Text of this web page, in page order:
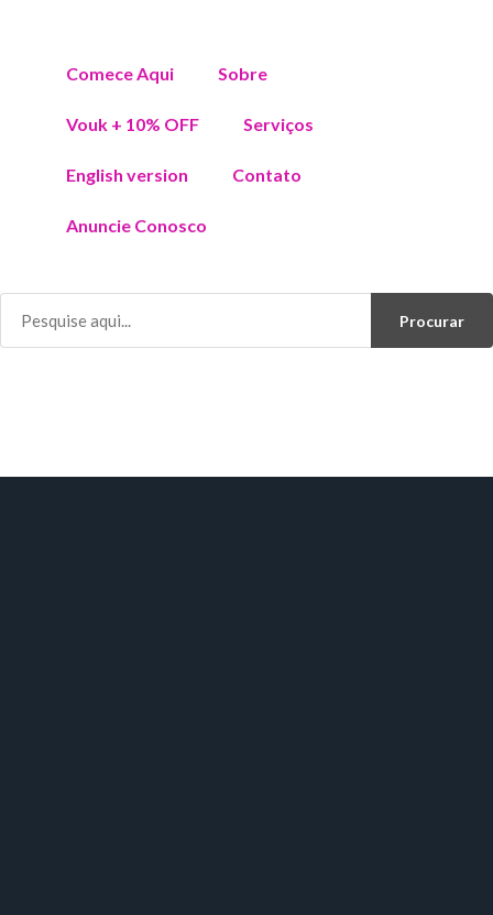
Comece Aqui Sobre
Vouk + 10% OFF Serviços
English version Contato
Anuncie Conosco
Procurar